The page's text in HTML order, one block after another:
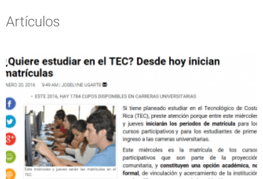
Artículos